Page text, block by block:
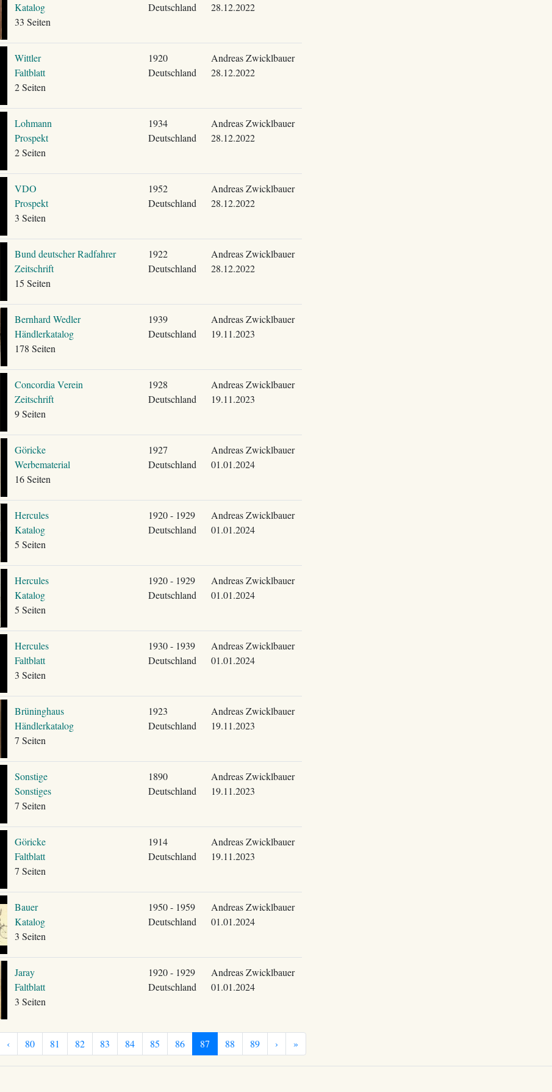
Katalog
33 Seiten
Deutschland
28.12.2022
Wittler
Faltblatt
2 Seiten
1920
Deutschland
Andreas Zwicklbauer
28.12.2022
Lohmann
Prospekt
2 Seiten
1934
Deutschland
Andreas Zwicklbauer
28.12.2022
VDO
Prospekt
3 Seiten
1952
Deutschland
Andreas Zwicklbauer
28.12.2022
Bund deutscher Radfahrer
Zeitschrift
15 Seiten
1922
Deutschland
Andreas Zwicklbauer
28.12.2022
Bernhard Wedler
Händlerkatalog
178 Seiten
1939
Deutschland
Andreas Zwicklbauer
19.11.2023
Concordia Verein
Zeitschrift
9 Seiten
1928
Deutschland
Andreas Zwicklbauer
19.11.2023
Göricke
Werbematerial
16 Seiten
1927
Deutschland
Andreas Zwicklbauer
01.01.2024
Hercules
Katalog
5 Seiten
1920 - 1929
Deutschland
Andreas Zwicklbauer
01.01.2024
Hercules
Katalog
5 Seiten
1920 - 1929
Deutschland
Andreas Zwicklbauer
01.01.2024
Hercules
Faltblatt
3 Seiten
1930 - 1939
Deutschland
Andreas Zwicklbauer
01.01.2024
Brüninghaus
Händlerkatalog
7 Seiten
1923
Deutschland
Andreas Zwicklbauer
19.11.2023
Sonstige
Sonstiges
7 Seiten
1890
Deutschland
Andreas Zwicklbauer
19.11.2023
Göricke
Faltblatt
7 Seiten
1914
Deutschland
Andreas Zwicklbauer
19.11.2023
Bauer
Katalog
3 Seiten
1950 - 1959
Deutschland
Andreas Zwicklbauer
01.01.2024
Jaray
Faltblatt
3 Seiten
1920 - 1929
Deutschland
Andreas Zwicklbauer
01.01.2024
‹ 80 81 82 83 84 85 86 87 88 89 › »